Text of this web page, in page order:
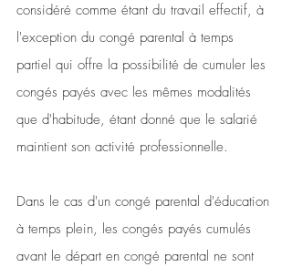
considéré comme étant du travail effectif, à
l'exception du congé parental à temps
partiel qui offre la possibilité de cumuler les
congés payés avec les mêmes modalités
que d'habitude, étant donné que le salarié
maintient son activité professionnelle.
Dans le cas d'un congé parental d'éducation
à temps plein, les congés payés cumulés
avant le départ en congé parental ne sont